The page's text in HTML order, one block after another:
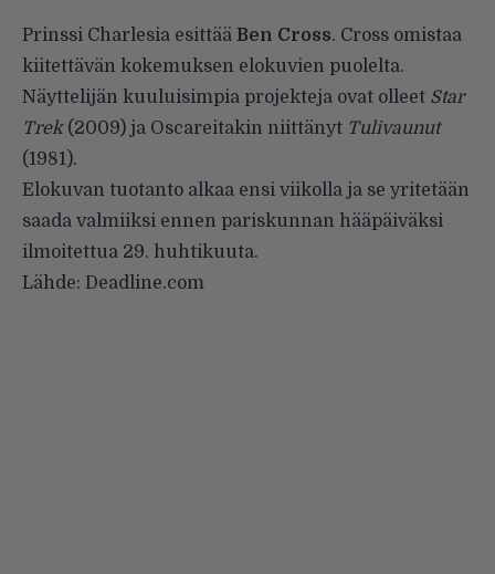
Prinssi Charlesia esittää Ben Cross. Cross omistaa
kiitettävän kokemuksen elokuvien puolelta.
Näyttelijän kuuluisimpia projekteja ovat olleet Star
Trek(2009) ja Oscareitakin niittänyt Tulivaunut
(1981).
Elokuvan tuotanto alkaa ensi viikolla ja se yritetään
saada valmiiksi ennen pariskunnan hääpäiväksi
ilmoitettua 29. huhtikuuta.
Lähde: Deadline.com